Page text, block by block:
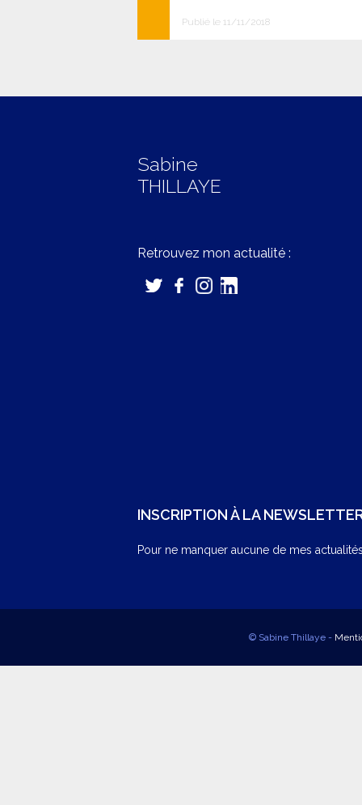
Publié le 11/11/2018
Sabine
THILLAYE
Retrouvez mon actualité :
INSCRIPTION À LA
Pour ne manquer aucune de mes
© Sabine Thillaye -